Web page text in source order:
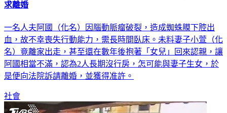
求離婚
一名人夫阿國（化名）因腦動脈瘤破裂，造成蜘蛛膜下腔出
血，故不幸喪失行動能力，需長時間臥床。未料妻子小萱（化
名）竟離家出走，甚至還在數年後抱著「女兒」回來認親，讓
阿國相當不滿，認為2人長期沒行房，怎可能與妻子生女，於
是便向法院訴請離婚，並獲得准許。
社會